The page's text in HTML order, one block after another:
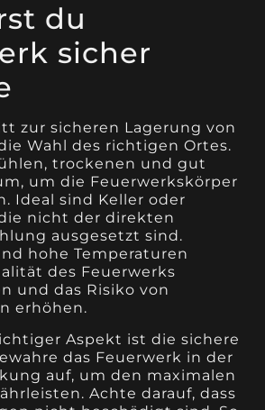
du
sicher
zur sicheren Lagerung von
Wahl des richtigen Ortes.
trockenen und gut
um die Feuerwerkskörper
Ideal sind Keller oder
nicht der direkten
ausgesetzt sind.
hohe Temperaturen
des Feuerwerks
und das Risiko von
erhöhen.
Aspekt ist die sichere
das Feuerwerk in der
auf, um den maximalen
Achte darauf, dass